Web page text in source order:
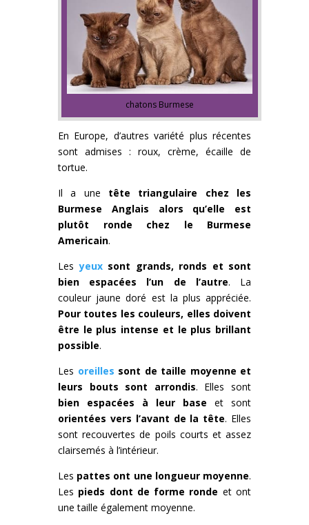
chatons Burmese
En Europe, d’autres variété plus récentes
sont admises : roux, crème, écaille de
tortue.
Il a une tête triangulaire chez les
Burmese Anglais alors qu’elle est
plutôt ronde chez le Burmese
Americain.
Lesyeuxsont grands, ronds et sont
bien espacées l’un de l’autre. La
couleur jaune doré est la plus appréciée.
Pour toutes les couleurs, elles doivent
être le plus intense et le plus brillant
possible.
Les oreilles sont de taille moyenne et
leurs bouts sont arrondis. Elles sont
bien espacées à leur base et sont
orientées vers l’avant de la tête. Elles
sont recouvertes de poils courts et assez
clairsemés à l’intérieur.
Les pattes ont une longueur moyenne.
Les pieds dont de forme ronde et ont
une taille également moyenne.